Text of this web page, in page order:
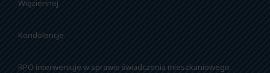
Więziennej
Kondolencje
RPO interweniuje w sprawie świadczenia mieszkaniowego